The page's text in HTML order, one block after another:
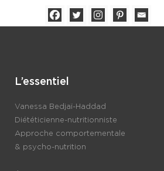
L’essentiel
Vanessa Bedjaï-Haddad
Diététicienne-nutritionniste
Approche comportementale
& psycho-nutrition